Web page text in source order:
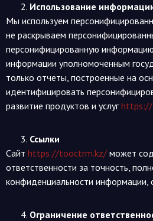
Использование
Мы используем
не раскрываем
персонифицированную
информации уполномоченным
только отчеты, построенные на
идентифицировать
развитие продуктов и услуг
Ссылки
Сайт https://tooctrm.kz/ может
ответственности за точность,
конфиденциальности информации,
Ограничение